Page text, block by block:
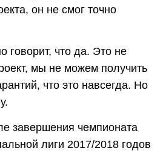
он не смог точно
говорит, что да. Это не
мы не можем получить
что это навсегда. Но
завершения чемпионата
лиги 2017/2018 годов